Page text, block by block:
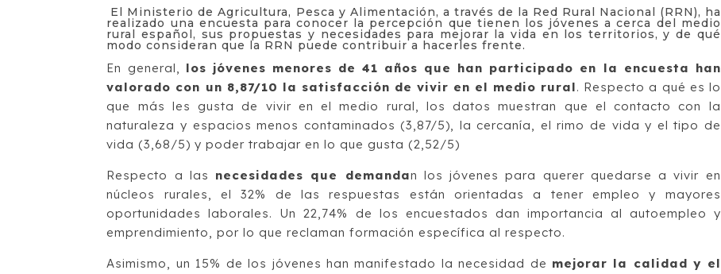
El Ministerio de Agricultura, Pesca y Alimentación, a través de la Red Rural Nacional (RRN), ha
realizado una encuesta para conocer la percepción que tienen los jóvenes a cerca del medio
rural español, sus propuestas y necesidades para mejorar la vida en los territorios, y de qué
modo consideran que la RRN puede contribuir a hacerles frente.
En general, los jóvenes menores de 41 años que han participado en la encuesta han
valorado con un 8,87/10 la satisfacción de vivir en el medio rural. Respecto a qué es lo
que más les gusta de vivir en el medio rural, los datos muestran que el contacto con la
naturaleza y espacios menos contaminados (3,87/5), la cercanía, el rimo de vida y el tipo de
vida (3,68/5) y poder trabajar en lo que gusta (2,52/5)
Respecto a las necesidades que demandan los jóvenes para querer quedarse a vivir en
núcleos rurales, el 32% de las respuestas están orientadas a tener empleo y mayores
oportunidades laborales. Un 22,74% de los encuestados dan importancia al autoempleo y
emprendimiento, por lo que reclaman formación específica al respecto.
Asimismo, un 15% de los jóvenes han manifestado la necesidad de mejorar la calidad y el